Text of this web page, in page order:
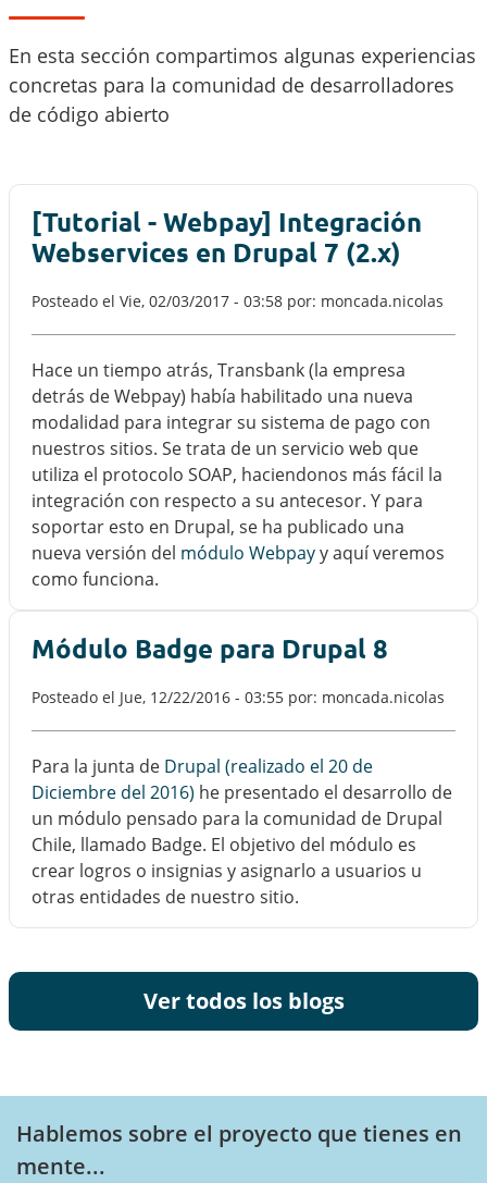
En esta sección compartimos algunas experiencias
concretas para la comunidad de desarrolladores
de código abierto
[Tutorial - Webpay] Integración
Webservices en Drupal 7 (2.x)
Posteado el Vie, 02/03/2017 - 03:58 por: moncada.nicolas
Hace un tiempo atrás, Transbank (la empresa
detrás de Webpay) había habilitado una nueva
modalidad para integrar su sistema de pago con
nuestros sitios. Se trata de un servicio web que
utiliza el protocolo SOAP, haciendonos más fácil la
integración con respecto a su antecesor. Y para
soportar esto en Drupal, se ha publicado una
nueva versión del módulo Webpayy aquí veremos
como funciona.
Módulo Badge para Drupal 8
Posteado el Jue, 12/22/2016 - 03:55 por: moncada.nicolas
Para la junta de Drupal (realizado el 20 de
Diciembre del 2016) he presentado el desarrollo de
un módulo pensado para la comunidad de Drupal
Chile, llamado Badge. El objetivo del módulo es
crear logros o insignias y asignarlo a usuarios u
otras entidades de nuestro sitio.
Ver todos los blogs
Hablemos sobre el proyecto que tienes en
mente...